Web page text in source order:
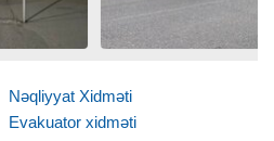
Nəqliyyat Xidməti
Evakuator xidməti